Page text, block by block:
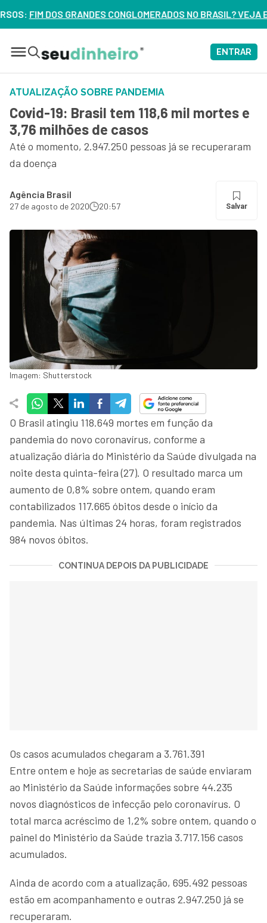
NO BRASIL? VEJA ERROS DE 3 DELES –
ENTRAR
ATUALIZAÇÃO SOBRE PANDEMIA
Covid-19: Brasil tem 118,6 mil mortes e
3,76 milhões de casos
Até o momento, 2.947.250 pessoas já se recuperaram
da doença
Agência Brasil
27 de agosto de 2020 20:57 Salvar
Imagem: Shutterstock
O Brasil atingiu 118.649 mortes em função da
pandemia do novo coronavírus, conforme a
atualização diária do Ministério da Saúde divulgada na
noite desta quinta-feira (27). O resultado marca um
aumento de 0,8% sobre ontem, quando eram
contabilizados 117.665 óbitos desde o início da
pandemia. Nas últimas 24 horas, foram registrados
984 novos óbitos.
CONTINUA DEPOIS DA PUBLICIDADE
Os casos acumulados chegaram a 3.761.391
Entre ontem e hoje as secretarias de saúde enviaram
ao Ministério da Saúde informações sobre 44.235
novos diagnósticos de infecção pelo coronavírus. O
total marca acréscimo de 1,2% sobre ontem, quando o
painel do Ministério da Saúde trazia 3.717.156 casos
acumulados.
Ainda de acordo com a atualização, 695.492 pessoas
estão em acompanhamento e outras 2.947.250 já se
recuperaram.